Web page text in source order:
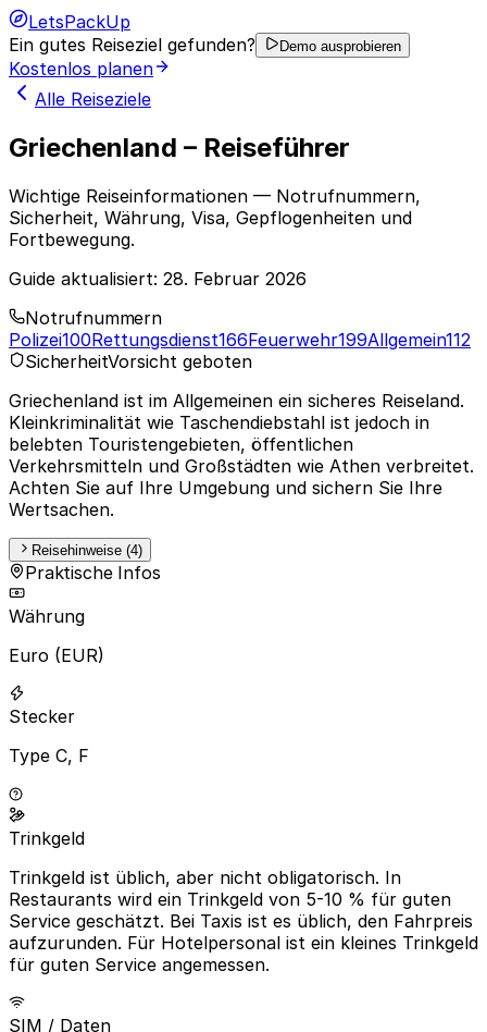
LetsPackUp
Ein gutes Reiseziel gefunden?
Demo ausprobieren
Kostenlos planen
Alle Reiseziele
Griechenland – Reiseführer
Wichtige Reiseinformationen — Notrufnummern,
Sicherheit, Währung, Visa, Gepflogenheiten und
Fortbewegung.
Guide aktualisiert: 28. Februar 2026
Notrufnummern
Polizei100Rettungsdienst166Feuerwehr199Allgemein112
SicherheitVorsicht geboten
Griechenland ist im Allgemeinen ein sicheres Reiseland.
Kleinkriminalität wie Taschendiebstahl ist jedoch in
belebten Touristengebieten, öffentlichen
Verkehrsmitteln und Großstädten wie Athen verbreitet.
Achten Sie auf Ihre Umgebung und sichern Sie Ihre
Wertsachen.
Reisehinweise (4)
Praktische Infos
Währung
Euro (EUR)
Stecker
Type C, F
Trinkgeld
Trinkgeld ist üblich, aber nicht obligatorisch. In
Restaurants wird ein Trinkgeld von 5-10 % für guten
Service geschätzt. Bei Taxis ist es üblich, den Fahrpreis
aufzurunden. Für Hotelpersonal ist ein kleines Trinkgeld
für guten Service angemessen.
SIM / Daten